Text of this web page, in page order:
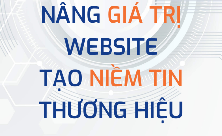
NÂNG GIÁ TRỊ
WEBSITE
TẠONIỀM TIN
THƯƠNG HIỆU